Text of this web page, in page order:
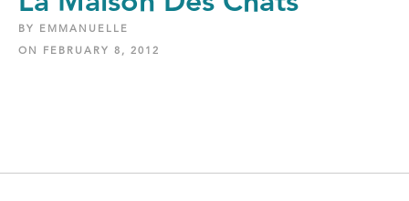
BY EMMANUELLE
ON FEBRUARY 8, 2012